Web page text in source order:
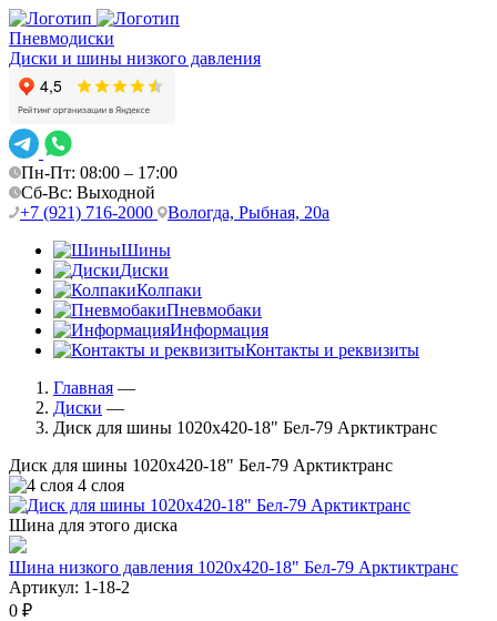
Пневмодиски
Диски и шины низкого давления
Пн-Пт: 08:00 – 17:00
Сб-Вс: Выходной
+7 (921) 716-2000
Вологда, Рыбная, 20а
Шины
Диски
Колпаки
Пневмобаки
Информация
Контакты и реквизиты
Главная —
Диски —
Диск для шины 1020х420-18" Бел-79 Арктиктранс
Диск для шины 1020х420-18" Бел-79 Арктиктранс
4 слоя
Шина для этого диска
Шина низкого давления 1020х420-18" Бел-79 Арктиктранс
Артикул: 1-18-2
0 ₽